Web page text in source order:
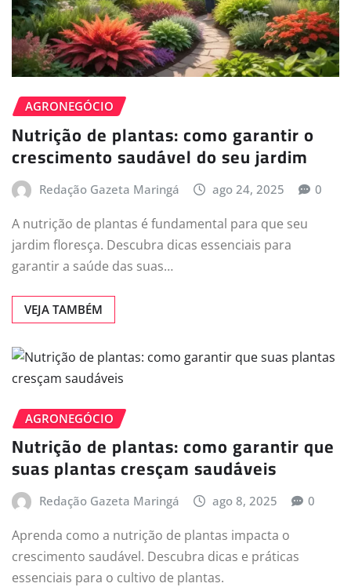
AGRONEGÓCIO
Nutrição de plantas: como garantir o
crescimento saudável do seu jardim
Redação Gazeta Maringá ago 24, 2025 0
A nutrição de plantas é fundamental para que seu
jardim floresça. Descubra dicas essenciais para
garantir a saúde das suas…
VEJA TAMBÉM
AGRONEGÓCIO
Nutrição de plantas: como garantir que
suas plantas cresçam saudáveis
Redação Gazeta Maringá ago 8, 2025 0
Aprenda como a nutrição de plantas impacta o
crescimento saudável. Descubra dicas e práticas
essenciais para o cultivo de plantas.